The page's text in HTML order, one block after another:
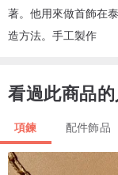
著。他用來做首飾在
造方法。手工製作
看過此商品
項鍊 配件飾品